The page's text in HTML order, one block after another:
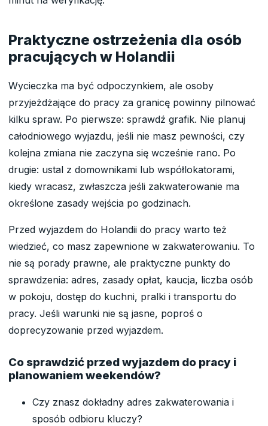
Praktyczne ostrzeżenia dla osób
pracujących w Holandii
Wycieczka ma być odpoczynkiem, ale osoby
przyjeżdżające do pracy za granicę powinny pilnować
kilku spraw. Po pierwsze: sprawdź grafik. Nie planuj
całodniowego wyjazdu, jeśli nie masz pewności, czy
kolejna zmiana nie zaczyna się wcześnie rano. Po
drugie: ustal z domownikami lub współlokatorami,
kiedy wracasz, zwłaszcza jeśli zakwaterowanie ma
określone zasady wejścia po godzinach.
Przed wyjazdem do Holandii do pracy warto też
wiedzieć, co masz zapewnione w zakwaterowaniu. To
nie są porady prawne, ale praktyczne punkty do
sprawdzenia: adres, zasady opłat, kaucja, liczba osób
w pokoju, dostęp do kuchni, pralki i transportu do
pracy. Jeśli warunki nie są jasne, poproś o
doprecyzowanie przed wyjazdem.
Co sprawdzić przed wyjazdem do pracy i
planowaniem weekendów?
Czy znasz dokładny adres zakwaterowania i
sposób odbioru kluczy?